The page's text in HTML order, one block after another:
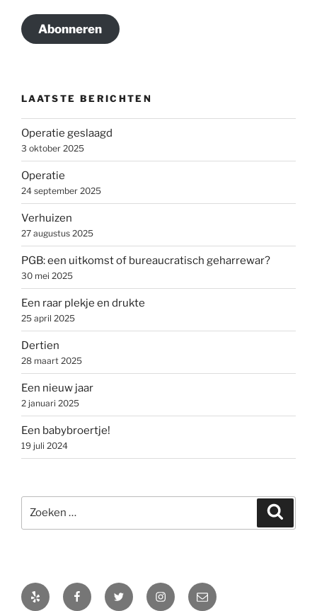
Abonneren
LAATSTE BERICHTEN
Operatie geslaagd
3 oktober 2025
Operatie
24 september 2025
Verhuizen
27 augustus 2025
PGB: een uitkomst of bureaucratisch geharrewar?
30 mei 2025
Een raar plekje en drukte
25 april 2025
Dertien
28 maart 2025
Een nieuw jaar
2 januari 2025
Een babybroertje!
19 juli 2024
naar:
Yelp FacebookTwitter Instagram
E-